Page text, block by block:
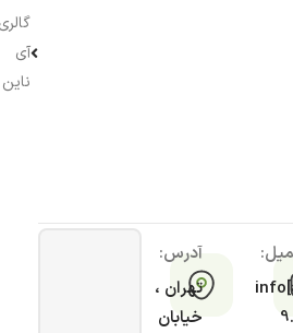
آی
ناین
آدرس:
تهران ،
خیابان